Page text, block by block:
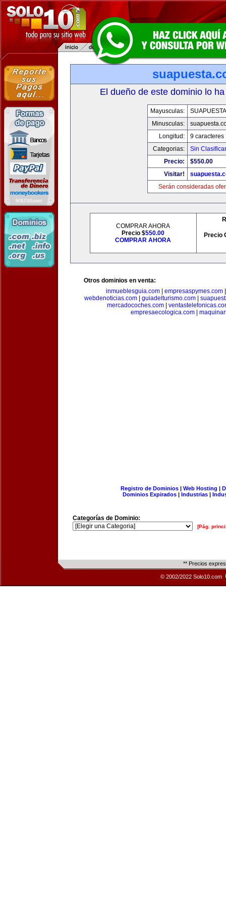
El dueño de este dominio lo
Mayusculas:
Minusculas:
Longitud:
9 caracteres
Categorias:
Sin Clasificar
Precio:
$550.00
Visitar!
Serán consideradas
COMPRAR AHORA
Precio $550.00
COMPRAR AHORA
Precio
Otros dominios en venta:
inmueblesguia.com| empresaspymes.com
webdenoticias.com
guiadelturismo.com
mercadocoches.com|
empresaecologica.com
Registro de Dominios| Web Hosting |
Dominios Expirados | Industrias |
Categorías de Dominio:
[Pág.
** Precios
© 2002/2022 Solo10.com